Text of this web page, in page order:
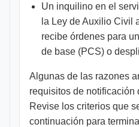
Un inquilino en el
la Ley de Auxilio Civil
recibe órdenes para
de base (PCS) o
Algunas de las razones
requisitos de notificación
Revise los criterios que
continuación para